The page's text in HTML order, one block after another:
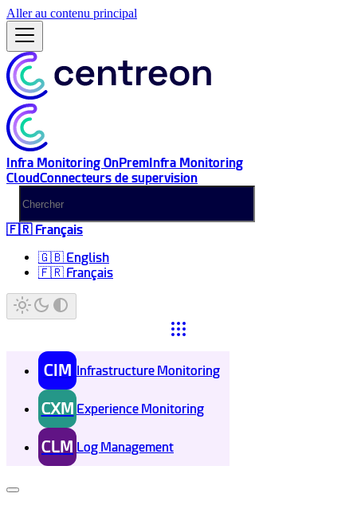
Aller au contenu principal
Infra Monitoring OnPremInfra Monitoring
CloudConnecteurs de supervision
🇫🇷 Français
🇬🇧 English
🇫🇷 Français
CIM Infrastructure Monitoring
CXM Experience Monitoring
CLM Log Management